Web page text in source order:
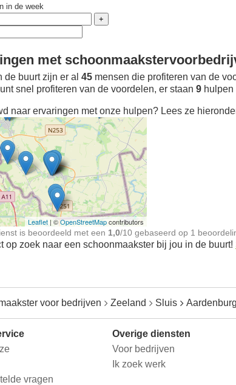
in de week
met
de buurt zijn er al 45 mensen die profiteren van de
snel profiteren van de voordelen, er staan 9
naar ervaringen met onze hulpen? Lees ze
meer ervaringen
bij
jou in de buurt
Leaflet | ©OpenStreetMapcontributors
is beoordeeld met een 1,0/10 gebaseerd op 1
op zoek naar een schoonmaakster bij jou in de buurt!
voor bedrijven Zeeland Sluis Aardenburg
vragen
Overige diensten
Voor bedrijven
Ik zoek werk